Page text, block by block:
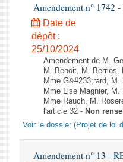
Amendement n° 1742
Date de
dépôt :
25/10/2024
Amendement de M.
M. Benoit, M. Berrios,
Mme G&#233;rard,
Mme Lise Magnier,
Mme Rauch, M.
l'article 32 - Non
Voir le dossier (Projet de loi
Amendement n° 13 -